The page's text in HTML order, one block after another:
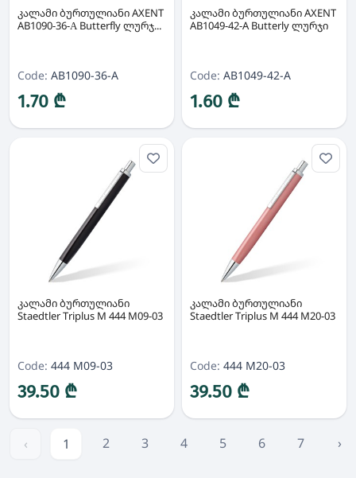
კალამი ბურთულიანი AXENT
AB1090-36-А Butterfly ლურჯ...
Code: AB1090-36-A
1.70 ₾
კალამი ბურთულიანი AXENT
AB1049-42-A Butterly ლურჯი
Code: AB1049-42-A
1.60 ₾
კალამი ბურთულიანი
Staedtler Triplus M 444 M09-03
Code: 444 M09-03
39.50 ₾
კალამი ბურთულიანი
Staedtler Triplus M 444 M20-03
Code: 444 M20-03
39.50 ₾
‹ 1 2 3 4 5 6 7 ›